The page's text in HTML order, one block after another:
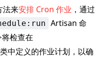
法来安排 Cron 作业 ，通过
Artisan 命
检查在
类中定义的作业计划，以确